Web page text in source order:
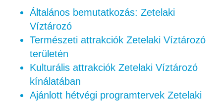
Általános bemutatkozás: Zetelaki
Víztározó
Természeti attrakciók Zetelaki Víztározó
területén
Kulturális attrakciók Zetelaki Víztározó
kínálatában
Ajánlott hétvégi programtervek Zetelaki